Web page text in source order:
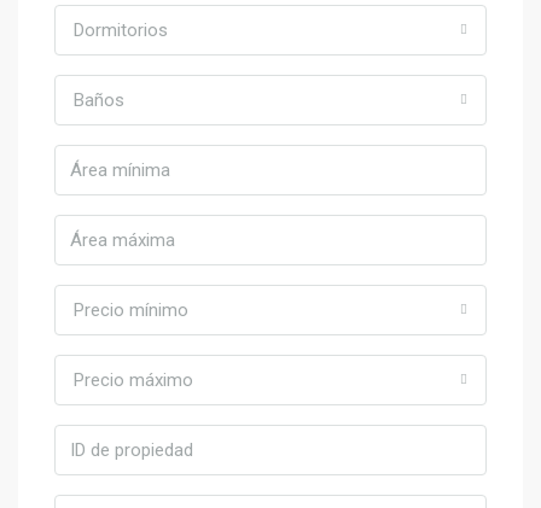
Dormitorios
Baños
Precio mínimo
Precio máximo